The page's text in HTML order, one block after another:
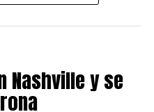
Nashville y se